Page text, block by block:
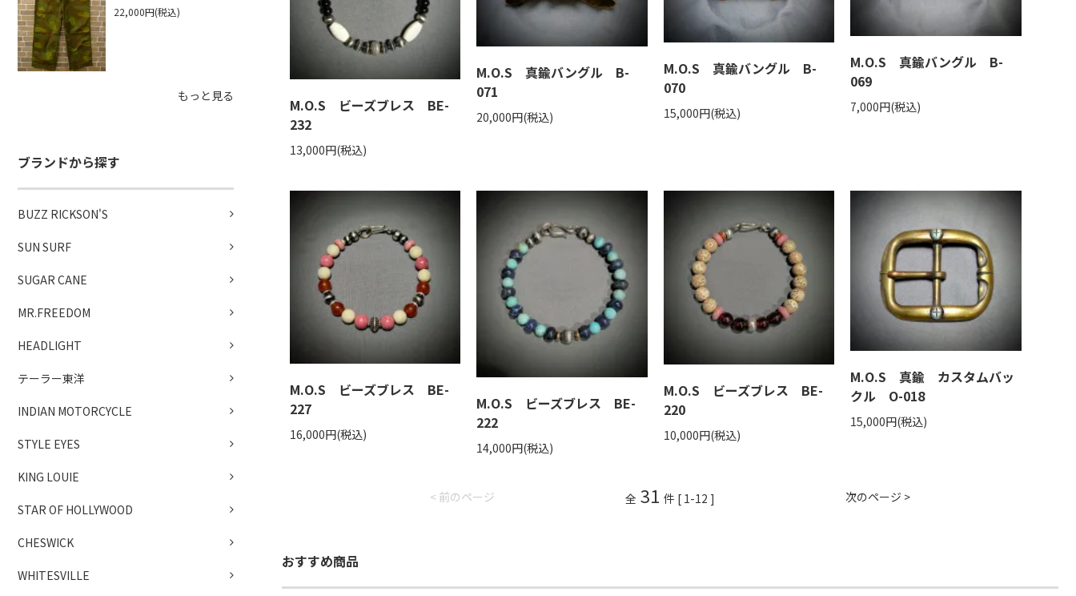
22,000円(税込)
もっと見る
ブランドから探す
BUZZ RICKSON'S
SUN SURF
SUGAR CANE
MR.FREEDOM
HEADLIGHT
テーラー東洋
INDIAN MOTORCYCLE
STYLE EYES
KING LOUIE
STAR OF HOLLYWOOD
CHESWICK
WHITESVILLE
M.O.S ビーズブレス BE-
232
13,000円(税込)
M.O.S 真鍮バングル B-
071
20,000円(税込)
M.O.S 真鍮バングル B-
070
15,000円(税込)
M.O.S 真鍮バングル B-
069
7,000円(税込)
M.O.S ビーズブレス BE-
227
16,000円(税込)
M.O.S ビーズブレス BE-
222
14,000円(税込)
M.O.S ビーズブレス BE-
220
10,000円(税込)
M.O.S 真鍮 カスタムバッ
クル O-018
15,000円(税込)
< 前のページ 次のページ >
全 31 件 [ 1-12 ]
おすすめ商品